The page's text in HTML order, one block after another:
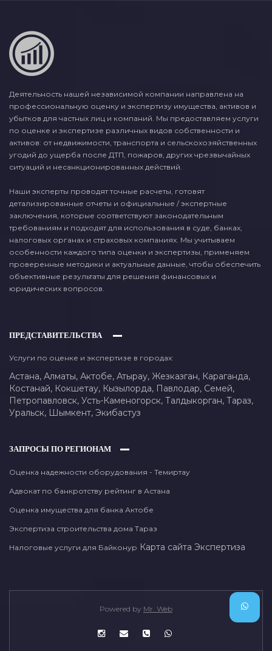
Деятельность нашей независимой компании направлена на
профессиональную оценку и экспертизу имущества, активов и
убытков для частных лиц и компаний. Мы предоставляем услуги
по оценке и экспертизе различных видов собственности и
активов: от недвижимости, транспорта и сельскохозяйственных
угодий до ущерба после ДТП, пожаров, других чрезвычайных
ситуаций и несанкционированных действий.
Наши эксперты проводят точные расчеты, готовят
детализированные отчеты и официальные / экспертные
заключения, которые соответствуют законодательным
требованиям и подходят для использования в суде, банках,
налоговых органах и страховых компаниях. Мы учитываем
особенности каждого типа оценки и экспертизы, применяем
проверенные методики и актуальные данные, чтобы обеспечить
объективные результаты для решения финансовых и
юридических вопросов.
ПРЕДСТАВИТЕЛЬСТВА
Услуги по оценке и экспертизе в городах:
Астана, Алматы, Актобе, Атырау, Жезказган, Караганда,
Костанай, Кокшетау, Кызылорда, Павлодар, Семей,
Петропавловск, Усть-Каменогорск, Талдыкорган, Тараз,
Уральск, Шымкент, Экибастуз
ЗАПРОСЫ ПО РЕГИОНАМ
Оценка надежности оборудования - Темиртау
Адвокат по банкротству рейтинг в Астана
Оценка имущества для банка Актобе
Экспертиза строительства дома Тараз
Налоговые услуги для Байконур Карта сайта Экспертиза
Powered by Mr. Web